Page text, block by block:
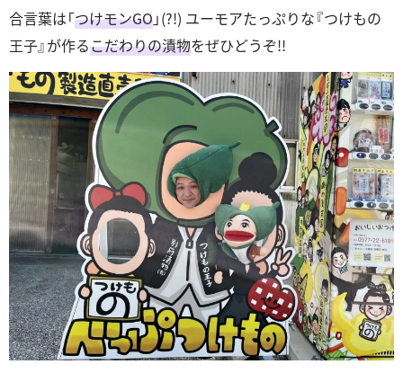
合言葉は「つけモンGO」(?!) ユーモアたっぷりな『つけもの
王子』が作るこだわりの漬物をぜひどうぞ!!